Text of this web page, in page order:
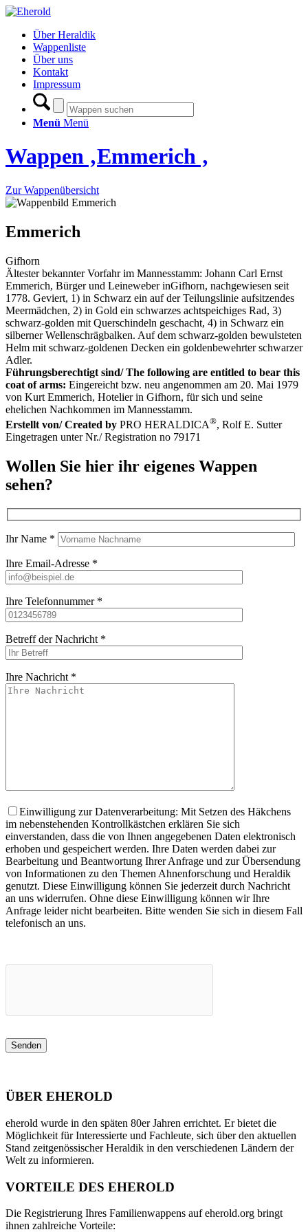
Über Heraldik
Wappenliste
Über uns
Kontakt
Impressum
Menü Menü
Wappen ‚Emmerich ‚
Zur Wappenübersicht
Emmerich
Gifhorn
Ältester bekannter Vorfahr im Mannesstamm: Johann Carl Ernst
Emmerich, Bürger und Leineweber inGifhorn, nachgewiesen seit
1778. Geviert, 1) in Schwarz ein auf der Teilungslinie aufsitzendes
Meermädchen, 2) in Gold ein schwarzes achtspeichiges Rad, 3)
schwarz-golden mit Querschindeln geschacht, 4) in Schwarz ein
silberner Wellenschrägbalken. Auf dem schwarz-golden bewulsteten
Helm mit schwarz-goldenen Decken ein goldenbewehrter schwarzer
Adler.
Führungsberechtigt sind/ The following are entitled to bear this
coat of arms: Eingereicht bzw. neu angenommen am 20. Mai 1979
von Kurt Emmerich, Hotelier in Gifhorn, für sich und seine
ehelichen Nachkommen im Mannesstamm.
Erstellt von/ Created by PRO HERALDICA®, Rolf E. Sutter
Eingetragen unter Nr./ Registration no 79171
Wollen Sie hier ihr eigenes Wappen
sehen?
Ihr Name *
Ihre Email-Adresse *
Ihre Telefonnummer *
Betreff der Nachricht *
Ihre Nachricht *
Einwilligung zur Datenverarbeitung: Mit Setzen des Häkchens
im nebenstehenden Kontrollkästchen erklären Sie sich
einverstanden, dass die von Ihnen angegebenen Daten elektronisch
erhoben und gespeichert werden. Ihre Daten werden dabei zur
Bearbeitung und Beantwortung Ihrer Anfrage und zur Übersendung
von Informationen zu den Themen Ahnenforschung und Heraldik
genutzt. Diese Einwilligung können Sie jederzeit durch Nachricht
an uns widerrufen. Ohne diese Einwilligung können wir Ihre
Anfrage leider nicht bearbeiten. Bitte wenden Sie sich in diesem Fall
telefonisch an uns.
ÜBER EHEROLD
eherold wurde in den späten 80er Jahren errichtet. Er bietet die
Möglichkeit für Interessierte und Fachleute, sich über den aktuellen
Stand zeitgenössischer Heraldik in den verschiedenen Ländern der
Welt zu informieren.
VORTEILE DES EHEROLD
Die Registrierung Ihres Familienwappens auf eherold.org bringt
ihnen zahlreiche Vorteile: